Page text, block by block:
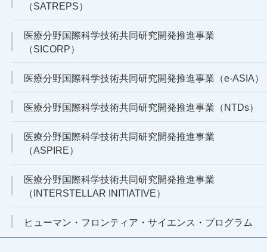
（SATREPS）
医療分野国際科学技術共同研究開発推進事業
（SICORP）
医療分野国際科学技術共同研究開発推進事業（e-ASIA）
医療分野国際科学技術共同研究開発推進事業（NTDs）
医療分野国際科学技術共同研究開発推進事業
（ASPIRE）
医療分野国際科学技術共同研究開発推進事業
（INTERSTELLAR INITIATIVE）
ヒューマン・フロンティア・サイエンス・プログラム